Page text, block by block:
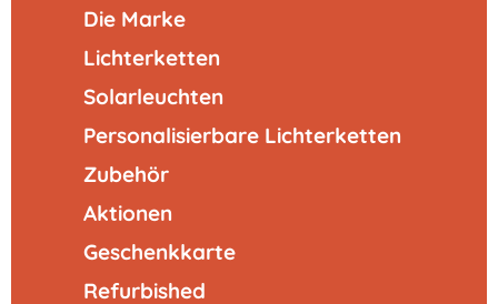
Die Marke
Lichterketten
Solarleuchten
Personalisierbare Lichterketten
Zubehör
Aktionen
Geschenkkarte
Refurbished